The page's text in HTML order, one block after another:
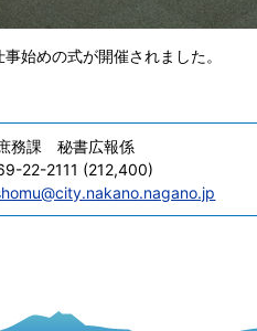
始めの式が開催されました。
務課 秘書広報係
22-2111 (212,400)